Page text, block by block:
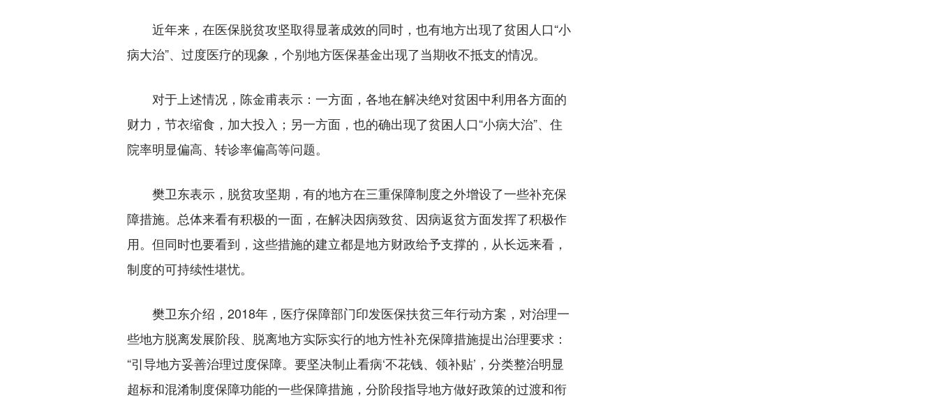
近年来，在医保脱贫攻坚取得显著成效的同时，也有地方出现了贫困人口“小
病大治”、过度医疗的现象，个别地方医保基金出现了当期收不抵支的情况。
对于上述情况，陈金甫表示：一方面，各地在解决绝对贫困中利用各方面的
财力，节衣缩食，加大投入；另一方面，也的确出现了贫困人口“小病大治”、住
院率明显偏高、转诊率偏高等问题。
樊卫东表示，脱贫攻坚期，有的地方在三重保障制度之外增设了一些补充保
障措施。总体来看有积极的一面，在解决因病致贫、因病返贫方面发挥了积极作
用。但同时也要看到，这些措施的建立都是地方财政给予支撑的，从长远来看，
制度的可持续性堪忧。
樊卫东介绍，2018年，医疗保障部门印发医保扶贫三年行动方案，对治理一
些地方脱离发展阶段、脱离地方实际实行的地方性补充保障措施提出治理要求：
“引导地方妥善治理过度保障。要坚决制止看病‘不花钱、领补贴’，分类整治明显
超标和混淆制度保障功能的一些保障措施，分阶段指导地方做好政策的过渡和衔